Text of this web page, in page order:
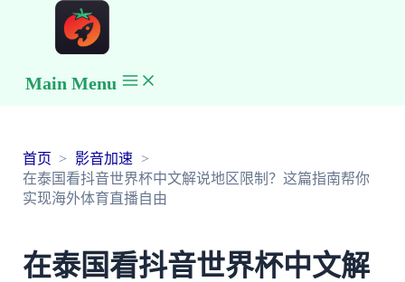
Main Menu
首页
影音加速
在泰国看抖音世界杯中文解说地区限制？这篇指南帮你
实现海外体育直播自由
在泰国看抖音世界杯中文解